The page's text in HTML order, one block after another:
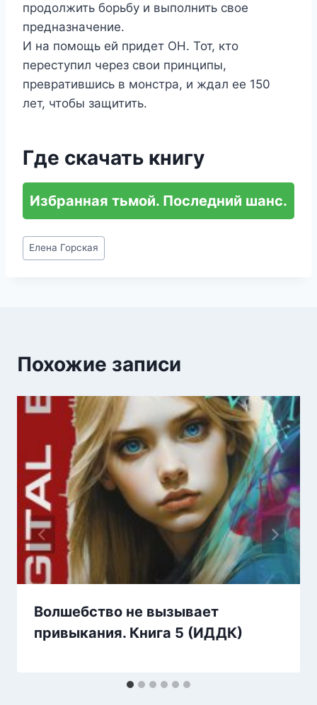
продолжить борьбу и выполнить свое
предназначение.
И на помощь ей придет ОН. Тот, кто
переступил через свои принципы,
превратившись в монстра, и ждал ее 150
лет, чтобы защитить.
Где скачать книгу
Избранная тьмой. Последний шанс.
Метки
записи:
Елена Горская
Похожие записи
Волшебство не вызывает
привыкания. Книга 5 (ИДДК)